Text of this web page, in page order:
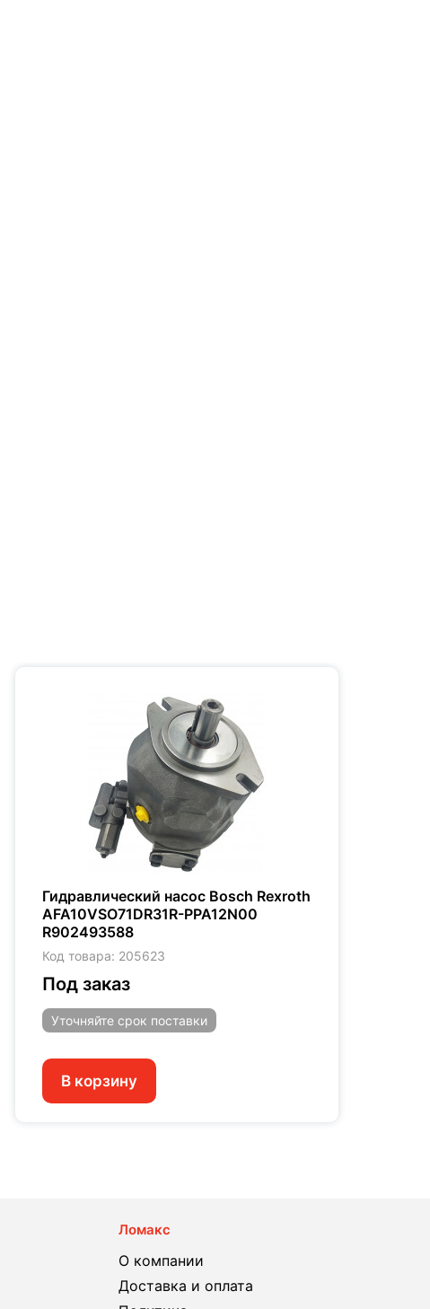
Гидравлический насос Bosch Rexroth
AFA10VSO71DR31R-PPA12N00
R902493588
Код товара: 205623
Под заказ
Уточняйте срок поставки
В корзину
Ломакс
О компании
Доставка и оплата